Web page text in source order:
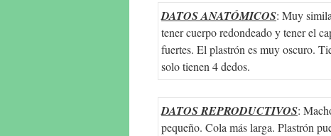
DATOS ANATÓMICOS: Muy
tener cuerpo redondeado y tener el
fuertes. El plastrón es muy oscuro.
solo tienen 4 dedos.
DATOS REPRODUCTIVOS:
pequeño. Cola más larga. Plastrón